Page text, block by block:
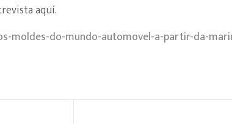
aquí.
moldes-do-mundo-automovel-a-partir-da-